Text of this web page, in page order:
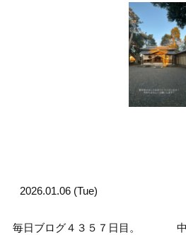
2026.01.06 (Tue)
毎日ブログ４３５７日目。 中